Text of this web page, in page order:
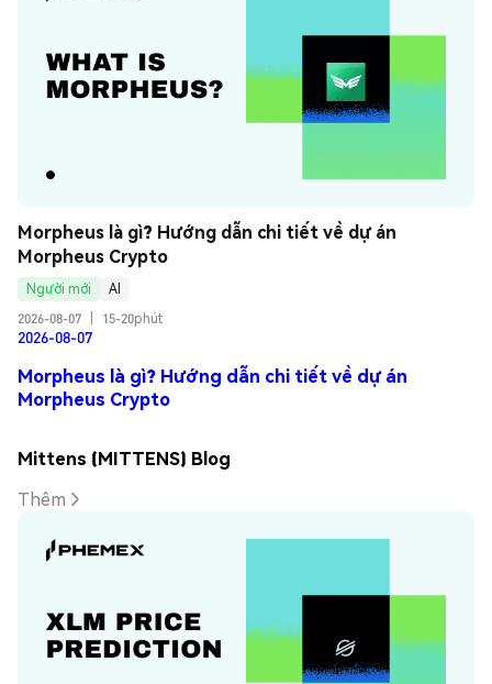
Morpheus là gì? Hướng dẫn chi tiết về dự án
Morpheus Crypto
Người mới
AI
2026-08-07
15-20phút
2026-08-07
Morpheus là gì? Hướng dẫn chi tiết về dự án
Morpheus Crypto
Mittens (MITTENS) Blog
Thêm